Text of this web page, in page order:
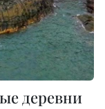
деревни